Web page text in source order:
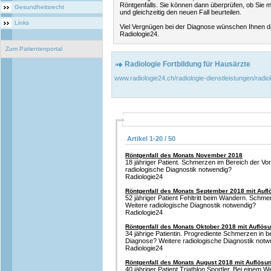
Gesundheitsrecht
Links
Zum Patientenportal
Röntgenfalls. Sie können dann überprüfen, ob Sie
und gleichzeitig den neuen Fall beurteilen.
Viel Vergnügen bei der Diagnose wünschen Ihnen
Radiologie24.
Radiologie Fortbildung für Hausärzte
www.radiologie24.ch/radiologie-dienstleistungen/
Artikel 1-20 / 50
Röntgenfall des Monats November 2018
18 jähriger Patient. Schmerzen im Bereich der
radiologische Diagnostik notwendig?
Radiologie24
Röntgenfall des Monats September 2018 mit
52 jähriger Patient Fehltritt beim Wandern.
Weitere radiologische Diagnostik notwendig?
Radiologie24
Röntgenfall des Monats Oktober 2018 mit
34 jährige Patientin. Progrediente Schmerzen in
Diagnose? Weitere radiologische Diagnostik
Radiologie24
Röntgenfall des Monats August 2018 mit
40 jähriger Patient Triathlon Sportler. Bei einem